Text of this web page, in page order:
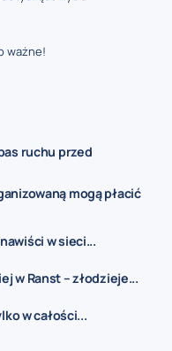
ważne!
ruchu przed
mogą płacić
w sieci...
w Ranst – złodzieje...
w całości...